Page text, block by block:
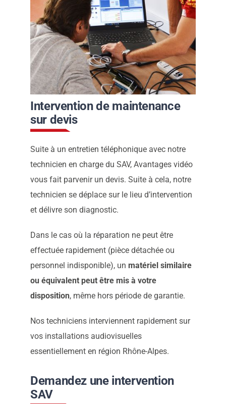
Intervention de maintenance
sur devis
Suite à un entretien téléphonique avec notre
technicien en charge du SAV, Avantages vidéo
vous fait parvenir un devis. Suite à cela, notre
technicien se déplace sur le lieu d’intervention
et délivre son diagnostic.
Dans le cas où la réparation ne peut être
effectuée rapidement (pièce détachée ou
personnel indisponible), un matériel similaire
ou équivalent peut être mis à votre
disposition, même hors période de garantie.
Nos techniciens interviennent rapidement sur
vos installations audiovisuelles
essentiellement en région Rhône-Alpes.
Demandez une intervention
SAV